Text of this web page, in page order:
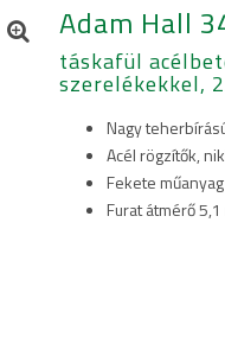
Adam Hall
táskafül
szerelékekkel,
Nagy
Acél rögzítők,
Fekete
Furat átmérő 5,1